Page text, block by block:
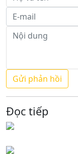
Đọc tiếp